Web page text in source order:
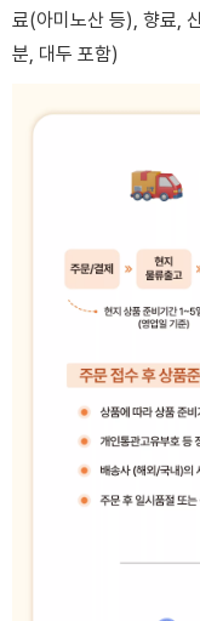
료(아미노산 등), 향료,
분, 대두 포함)